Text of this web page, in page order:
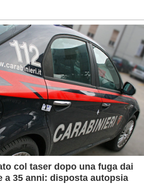
col taser dopo una fuga dai
a 35 anni: disposta autopsia